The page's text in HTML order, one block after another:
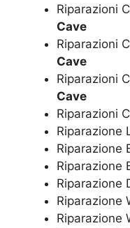
Riparazioni
Cave
Riparazioni
Cave
Riparazioni
Cave
Riparazioni
Riparazione
Riparazione
Riparazione
Riparazione
Riparazione
Riparazione